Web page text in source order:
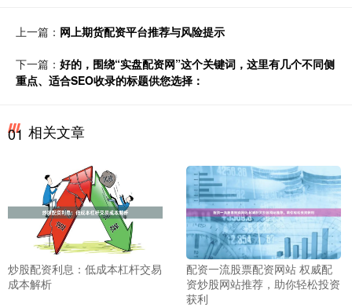
上一篇： 网上期货配资平台推荐与风险提示
下一篇： 好的，围绕“实盘配资网”这个关键词，这里有几个不同侧
重点、适合SEO收录的标题供您选择：
01 相关文章
炒股配资利息：低成本杠杆交易
成本解析
配资一流股票配资网站 权威配
资炒股网站推荐，助你轻松投资
获利